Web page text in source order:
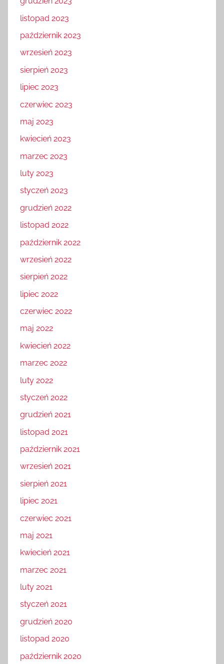
grudzień 2023
listopad 2023
październik 2023
wrzesień 2023
sierpień 2023
lipiec 2023
czerwiec 2023
maj 2023
kwiecień 2023
marzec 2023
luty 2023
styczeń 2023
grudzień 2022
listopad 2022
październik 2022
wrzesień 2022
sierpień 2022
lipiec 2022
czerwiec 2022
maj 2022
kwiecień 2022
marzec 2022
luty 2022
styczeń 2022
grudzień 2021
listopad 2021
październik 2021
wrzesień 2021
sierpień 2021
lipiec 2021
czerwiec 2021
maj 2021
kwiecień 2021
marzec 2021
luty 2021
styczeń 2021
grudzień 2020
listopad 2020
październik 2020